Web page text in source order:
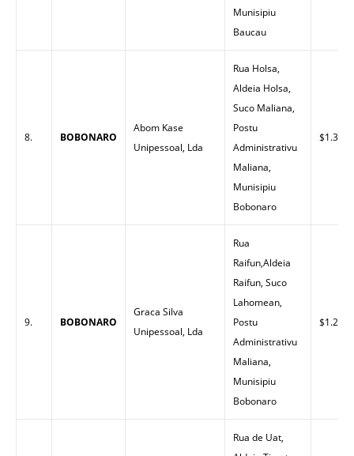
Munisipiu
Baucau
8. BOBONARO
Abom Kase
Unipessoal, Lda
Rua Holsa,
Aldeia Holsa,
Suco Maliana,
Postu
Administrativu
Maliana,
Munisipiu
Bobonaro
$1.30
9. BOBONARO
Graca Silva
Unipessoal, Lda
Rua
Raifun,Aldeia
Raifun, Suco
Lahomean,
Postu
Administrativu
Maliana,
Munisipiu
Bobonaro
$1.25
Rua de Uat,